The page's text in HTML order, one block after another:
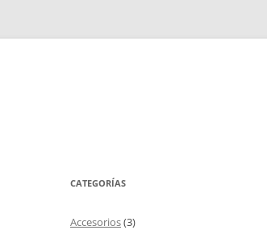
CATEGORÍAS
Accesorios(3)